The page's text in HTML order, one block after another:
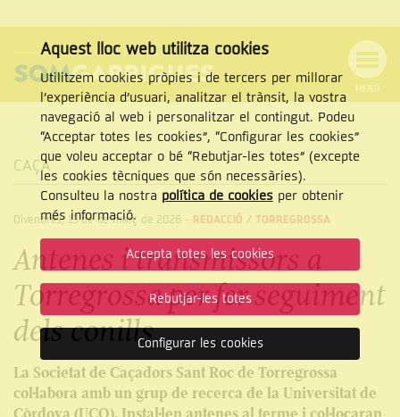
NAVEGACIÓ
MENÚ
Cercar
CERCAR
CAÇA
Divendres, 13 de de març de 2026 - REDACCIÓ / TORREGROSSA
Antenes i transmissors a
Torregrossa per fer seguiment
dels conills
La Societat de Caçadors Sant Roc de Torregrossa
col·labora amb un grup de recerca de la Universitat de
Aquest lloc web utilitza cookies
Utilitzem cookies pròpies i de tercers per millorar
l’experiència d’usuari, analitzar el trànsit, la vostra
navegació al web i personalitzar el contingut. Podeu
“Acceptar totes les cookies”, “Configurar les cookies”
que voleu acceptar o bé “Rebutjar-les totes” (excepte
les cookies tècniques que són necessàries).
Consulteu la nostra política de cookiesper obtenir
més informació.
Accepta totes les cookies
Rebutjar-les totes
Configurar les cookies